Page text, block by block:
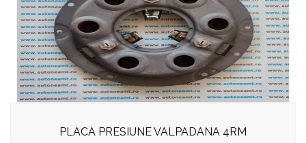
PLACA PRESIUNE VALPADANA 4RM